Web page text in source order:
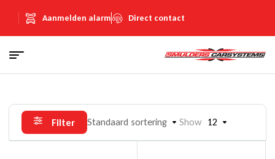
Aanmelden alarm Direct contact
Filter Standaard sortering Show 12